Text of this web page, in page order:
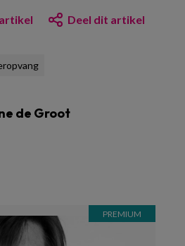
Deel dit artikel
de Groot